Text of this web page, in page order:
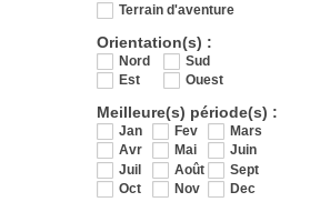
Terrain d'aventure
Orientation(s) :
Nord
Sud
Est
Ouest
Meilleure(s) période(s) :
Jan Fev
Mars
Avr
Mai
Juin
Juil
Août
Sept
Oct
Nov
Dec